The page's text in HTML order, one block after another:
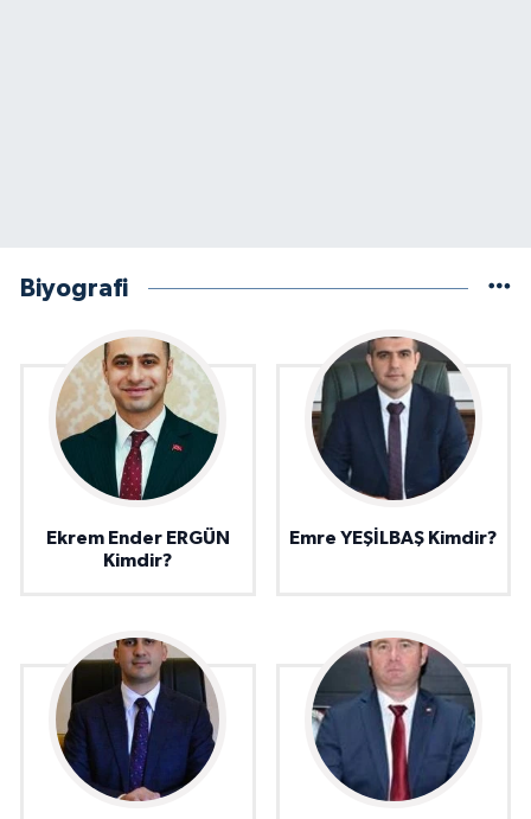
Biyografi
Ekrem Ender ERGÜN
Kimdir?
Emre YEŞİLBAŞ Kimdir?